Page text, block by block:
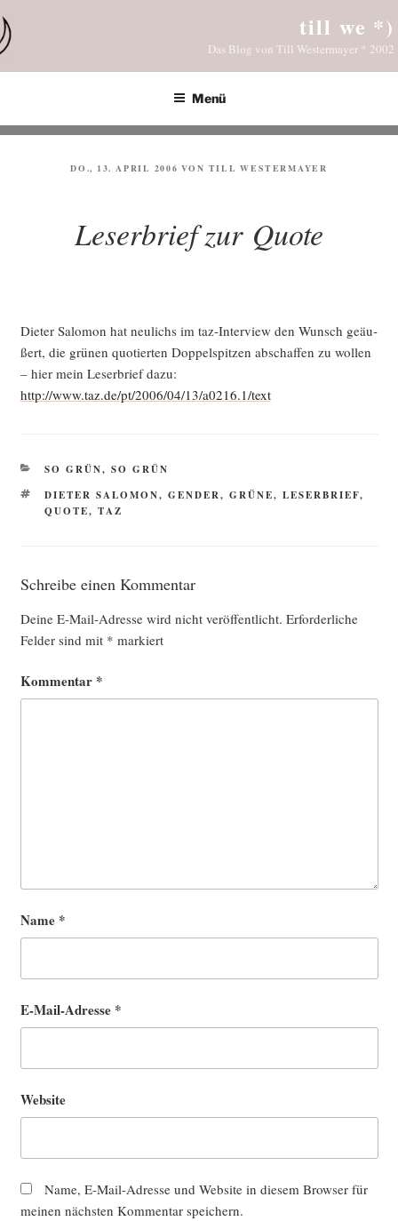
Inhalt
springen
till we *)
Das Blog von Till Westermayer * 2002
Menü
VERÖFFENTLICHT
DO., 13. APRIL 2006 VON TILL WESTERMAYER
Leserbrief zur Quote
Die­ter Salo­mon hat neu­lichs im taz-Inter­view den Wunsch geäu­
ßert, die grü­nen quo­tier­ten Dop­pel­spit­zen abschaf­fen zu wol­len
– hier mein Leser­brief dazu:
http://www.taz.de/pt/2006/04/13/a0216.1/text
KATEGORIEN
SO GRÜN, SO GRÜN
SCHLAGWÖRTER
DIETER SALOMON, GENDER, GRÜNE, LESERBRIEF,
QUOTE, TAZ
Schreibe einen Kommentar
Deine E-Mail-Adresse wird nicht veröffentlicht. Erforderliche
Felder sind mit * markiert
Kommentar *
Name *
E-Mail-Adresse *
Website
Name, E-Mail-Adresse und Website in diesem Browser für
meinen nächsten Kommentar speichern.